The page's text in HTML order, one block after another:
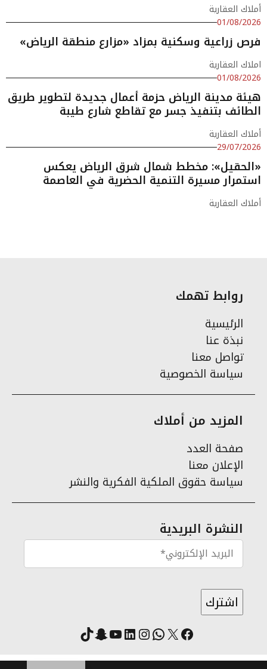
أملاك العقارية
01/08/2026
فرص زراعية وسكنية بمزاد «مزارع منطقة الرياض»
املاك العقارية
01/08/2026
هيئة مدينة الرياض حزمة أعمال جديدة لتطوير طريق
الطائف بتنفيذ جسر مع تقاطع شارع طيبة
أملاك العقارية
29/07/2026
«الحقيل»: مخطط شمال شرق الرياض يعكس
استمرار مسيرة التنمية الحضرية في العاصمة
أملاك العقارية
روابط تهمك
الرئيسية
نبذة عنا
تواصل معنا
سياسة الخصوصية
المزيد من أملاك
صفحة العدد
الإعلان معنا
سياسة حقوق الملكية الفكرية والنشر
النشرة البريدية
فيسبوك
X واتساب
انستقرام
لينكد إنيوتيوب
سناب شات
تيك توك